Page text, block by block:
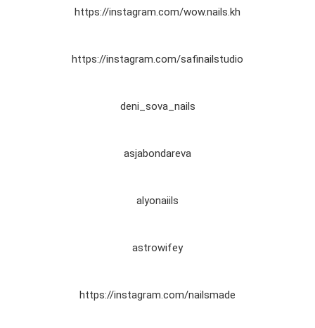
https://instagram.com/wow.nails.kh
https://instagram.com/safinailstudio
deni_sova_nails
asjabondareva
alyonaiils
astrowifey
https://instagram.com/nailsmade